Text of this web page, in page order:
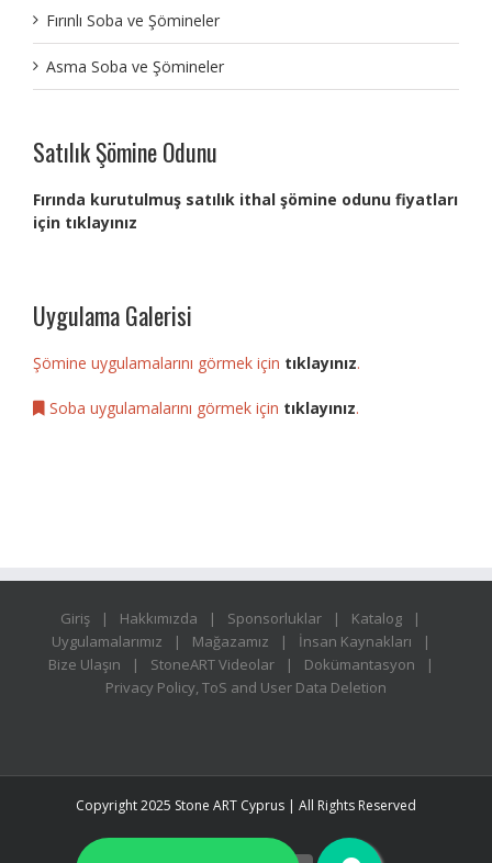
Fırınlı Soba ve Şömineler
Asma Soba ve Şömineler
Satılık Şömine Odunu
Fırında kurutulmuş satılık ithal şömine odunu fiyatları
için tıklayınız
Uygulama Galerisi
Şömine uygulamalarını görmek için tıklayınız.
Soba uygulamalarını görmek için tıklayınız.
Giriş Hakkımızda Sponsorluklar
Katalog
Uygulamalarımız
Mağazamız
İnsan Kaynakları
Bize Ulaşın
StoneART Videolar
Dokümantasyon
Privacy Policy, ToS and User Data Deletion
Copyright 2025 Stone ART Cyprus | All Rights Reserved